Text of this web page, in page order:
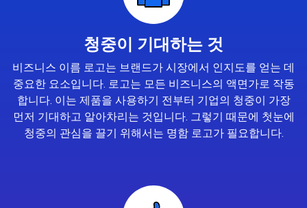
청중이 기대하는 것
비즈니스 이름 로고는 브랜드가 시장에서 인지도를 얻는 데
중요한 요소입니다. 로고는 모든 비즈니스의 액면가로 작동
합니다. 이는 제품을 사용하기 전부터 기업의 청중이 가장
먼저 기대하고 알아차리는 것입니다. 그렇기 때문에 첫눈에
청중의 관심을 끌기 위해서는 명함 로고가 필요합니다.